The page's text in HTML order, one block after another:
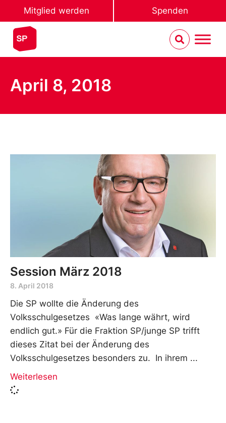
Mitglied werden Spenden
April 8, 2018
Session März 2018
8. April 2018
Die SP wollte die Änderung des
Volksschulgesetzes «Was lange währt, wird
endlich gut.» Für die Fraktion SP/junge SP trifft
dieses Zitat bei der Änderung des
Volksschulgesetzes besonders zu. In ihrem
Weiterlesen